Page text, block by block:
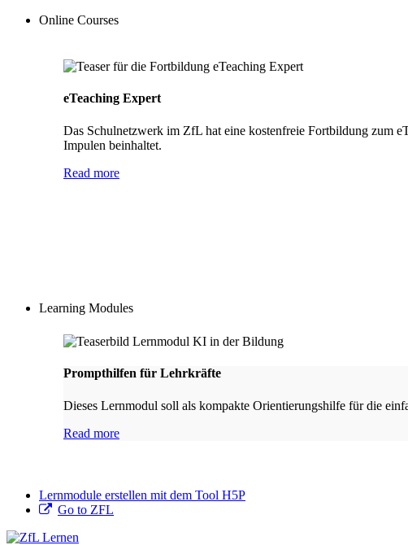
Online Courses
eTeaching Expert
Das Schulnetzwerk im ZfL hat eine kostenfreie Fortbildung zum
Impulen beinhaltet.
Read more
Learning Modules
Prompthilfen für Lehrkräfte
Dieses Lernmodul soll als kompakte Orientierungshilfe für die
Read more
Lernmodule erstellen mit dem Tool H5P
Go to ZFL